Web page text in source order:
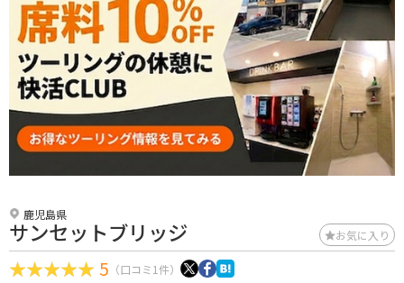
鹿児島県
サンセットブリッジ お気に入り
5 （口コミ1件）